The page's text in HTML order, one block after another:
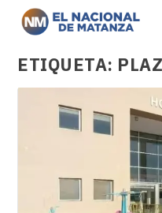
ETIQUETA: